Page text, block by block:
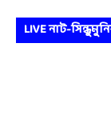
LIVE নাট-